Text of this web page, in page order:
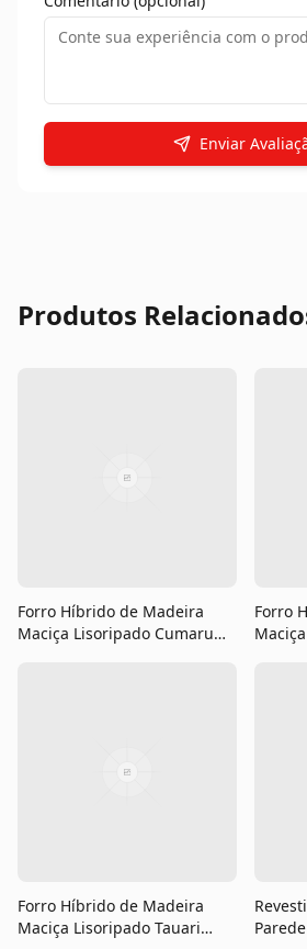
Enviar
Produtos
Forro Híbrido de Madeira
Maciça Lisoripado Cumaru
Forro
Forro Híbrido de Madeira
Maciça Lisoripado Tauari